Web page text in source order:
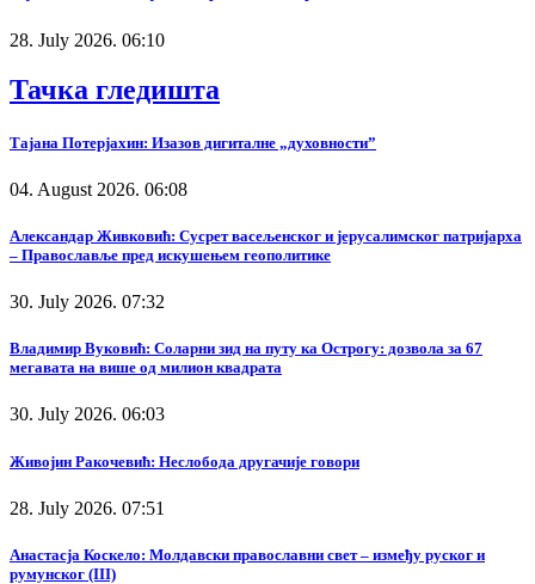
28. July 2026. 06:10
Тачка гледишта
Тајана Потерјахин: Изазов дигиталне „духовности”
04. August 2026. 06:08
Александар Живковић: Сусрет васељенског и јерусалимског патријарха
– Православље пред искушењем геополитике
30. July 2026. 07:32
Владимир Вуковић: Соларни зид на путу ка Острогу: дозвола за 67
мегавата на више од милион квадрата
30. July 2026. 06:03
Живојин Ракочевић: Неслобода другачије говори
28. July 2026. 07:51
Анастасја Коскело: Молдавски православни свет – између руског и
румунског (III)